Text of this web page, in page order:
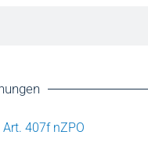
407f nZPO